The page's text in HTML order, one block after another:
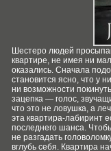
Шестеро людей
квартире, не имея ни
оказались. Сначала
становится ясно, что у
ни возможности
зацепка — голос,
что это не ловушка, а
эта квартира-лабиринт
последнего шанса.
не разгадать
вглубь себя. Квартира